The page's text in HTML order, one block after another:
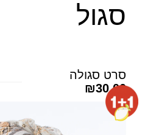
סגול
סרט סגולה
₪30.00
צעיף אסתי